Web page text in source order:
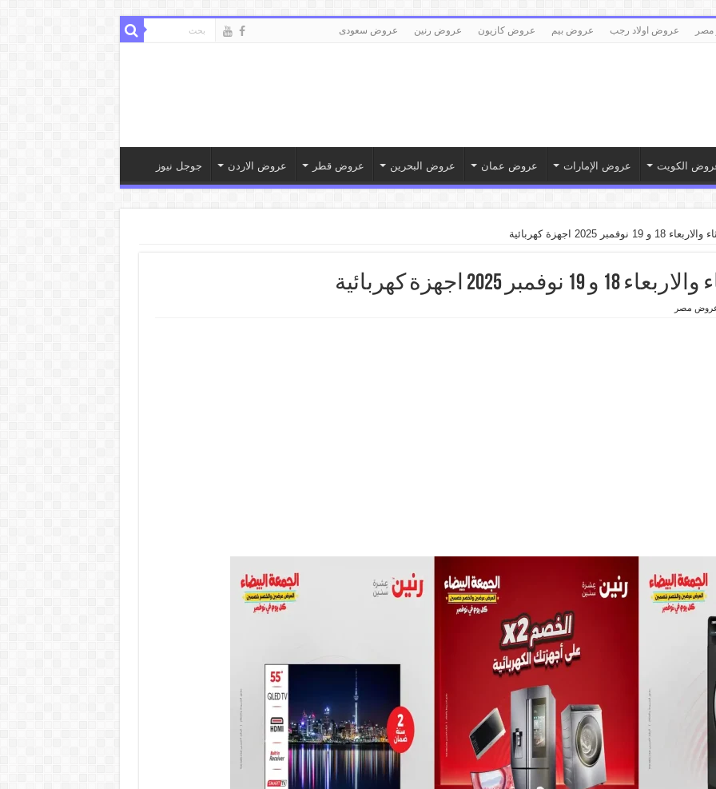
عروض اولاد رجب عروض بيم عروض كازيون عروض رنين عروض سعودى
الكويت عروض الإمارات عروض عمان عروض البحرين عروض قطر عروض الاردن جوجل نيوز
2025 اجهزة كهربائية
2025 اجهزة كهربائية
مصر